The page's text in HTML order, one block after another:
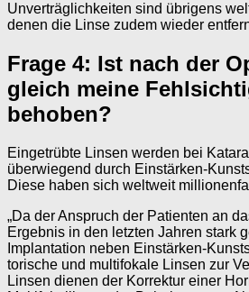
Unverträglichkeiten sind übrigens
denen die Linse zudem wieder
Frage 4: Ist nach der
gleich meine
behoben?
Eingetrübte Linsen werden bei
überwiegend durch Einstärken-
Diese haben sich weltweit
„Da der Anspruch der Patienten an
Ergebnis in den letzten Jahren stark
Implantation neben Einstärken-
torische und multifokale Linsen zur
Linsen dienen der Korrektur einer